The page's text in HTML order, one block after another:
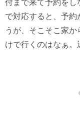
で対応すると、予
うが、そこそこ家
けで行くのはなぁ。